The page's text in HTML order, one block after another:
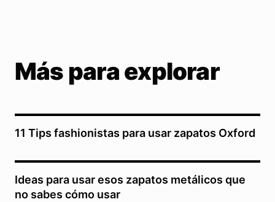
Más para explorar
11 Tips fashionistas para usar zapatos Oxford
Ideas para usar esos zapatos metálicos que
no sabes cómo usar